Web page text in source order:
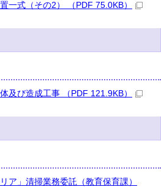
一式（その2） （PDF 75.0KB）
及び造成工事 （PDF 121.9KB）
ア」清掃業務委託（教育保育課）